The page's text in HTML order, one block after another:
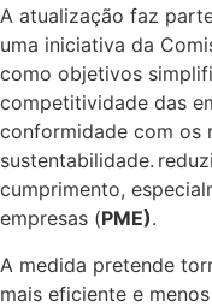
A atualização faz
uma iniciativa da
como objetivos
competitividade das
conformidade com os
sustentabilidade.
cumprimento,
empresas (PME).
A medida pretende
mais eficiente e